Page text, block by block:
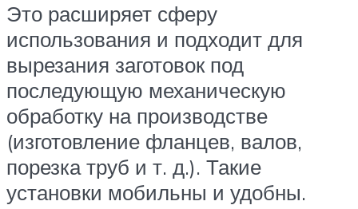
Это расширяет сферу
использования и подходит для
вырезания заготовок под
последующую механическую
обработку на производстве
(изготовление фланцев, валов,
порезка труб и т. д.). Такие
установки мобильны и удобны.